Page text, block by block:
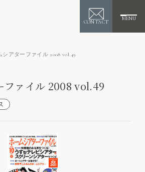
CONTACT
MENU
シアターファイル 2008 vol.49
ファイル 2008 vol.49